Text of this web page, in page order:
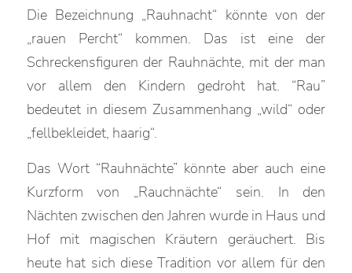
Die Bezeichnung „Rauhnacht“ könnte von der
„rauen Percht“ kommen. Das ist eine der
Schreckensfiguren der Rauhnächte, mit der man
vor allem den Kindern gedroht hat. “Rau”
bedeutet in diesem Zusammenhang „wild“ oder
„fellbekleidet, haarig“.
Das Wort “Rauhnächte” könnte aber auch eine
Kurzform von „Rauchnächte“ sein. In den
Nächten zwischen den Jahren wurde in Haus und
Hof mit magischen Kräutern geräuchert. Bis
heute hat sich diese Tradition vor allem für den